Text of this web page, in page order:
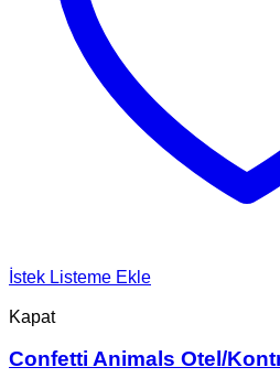
İstek Listeme Ekle
Kapat
Confetti Animals Otel/